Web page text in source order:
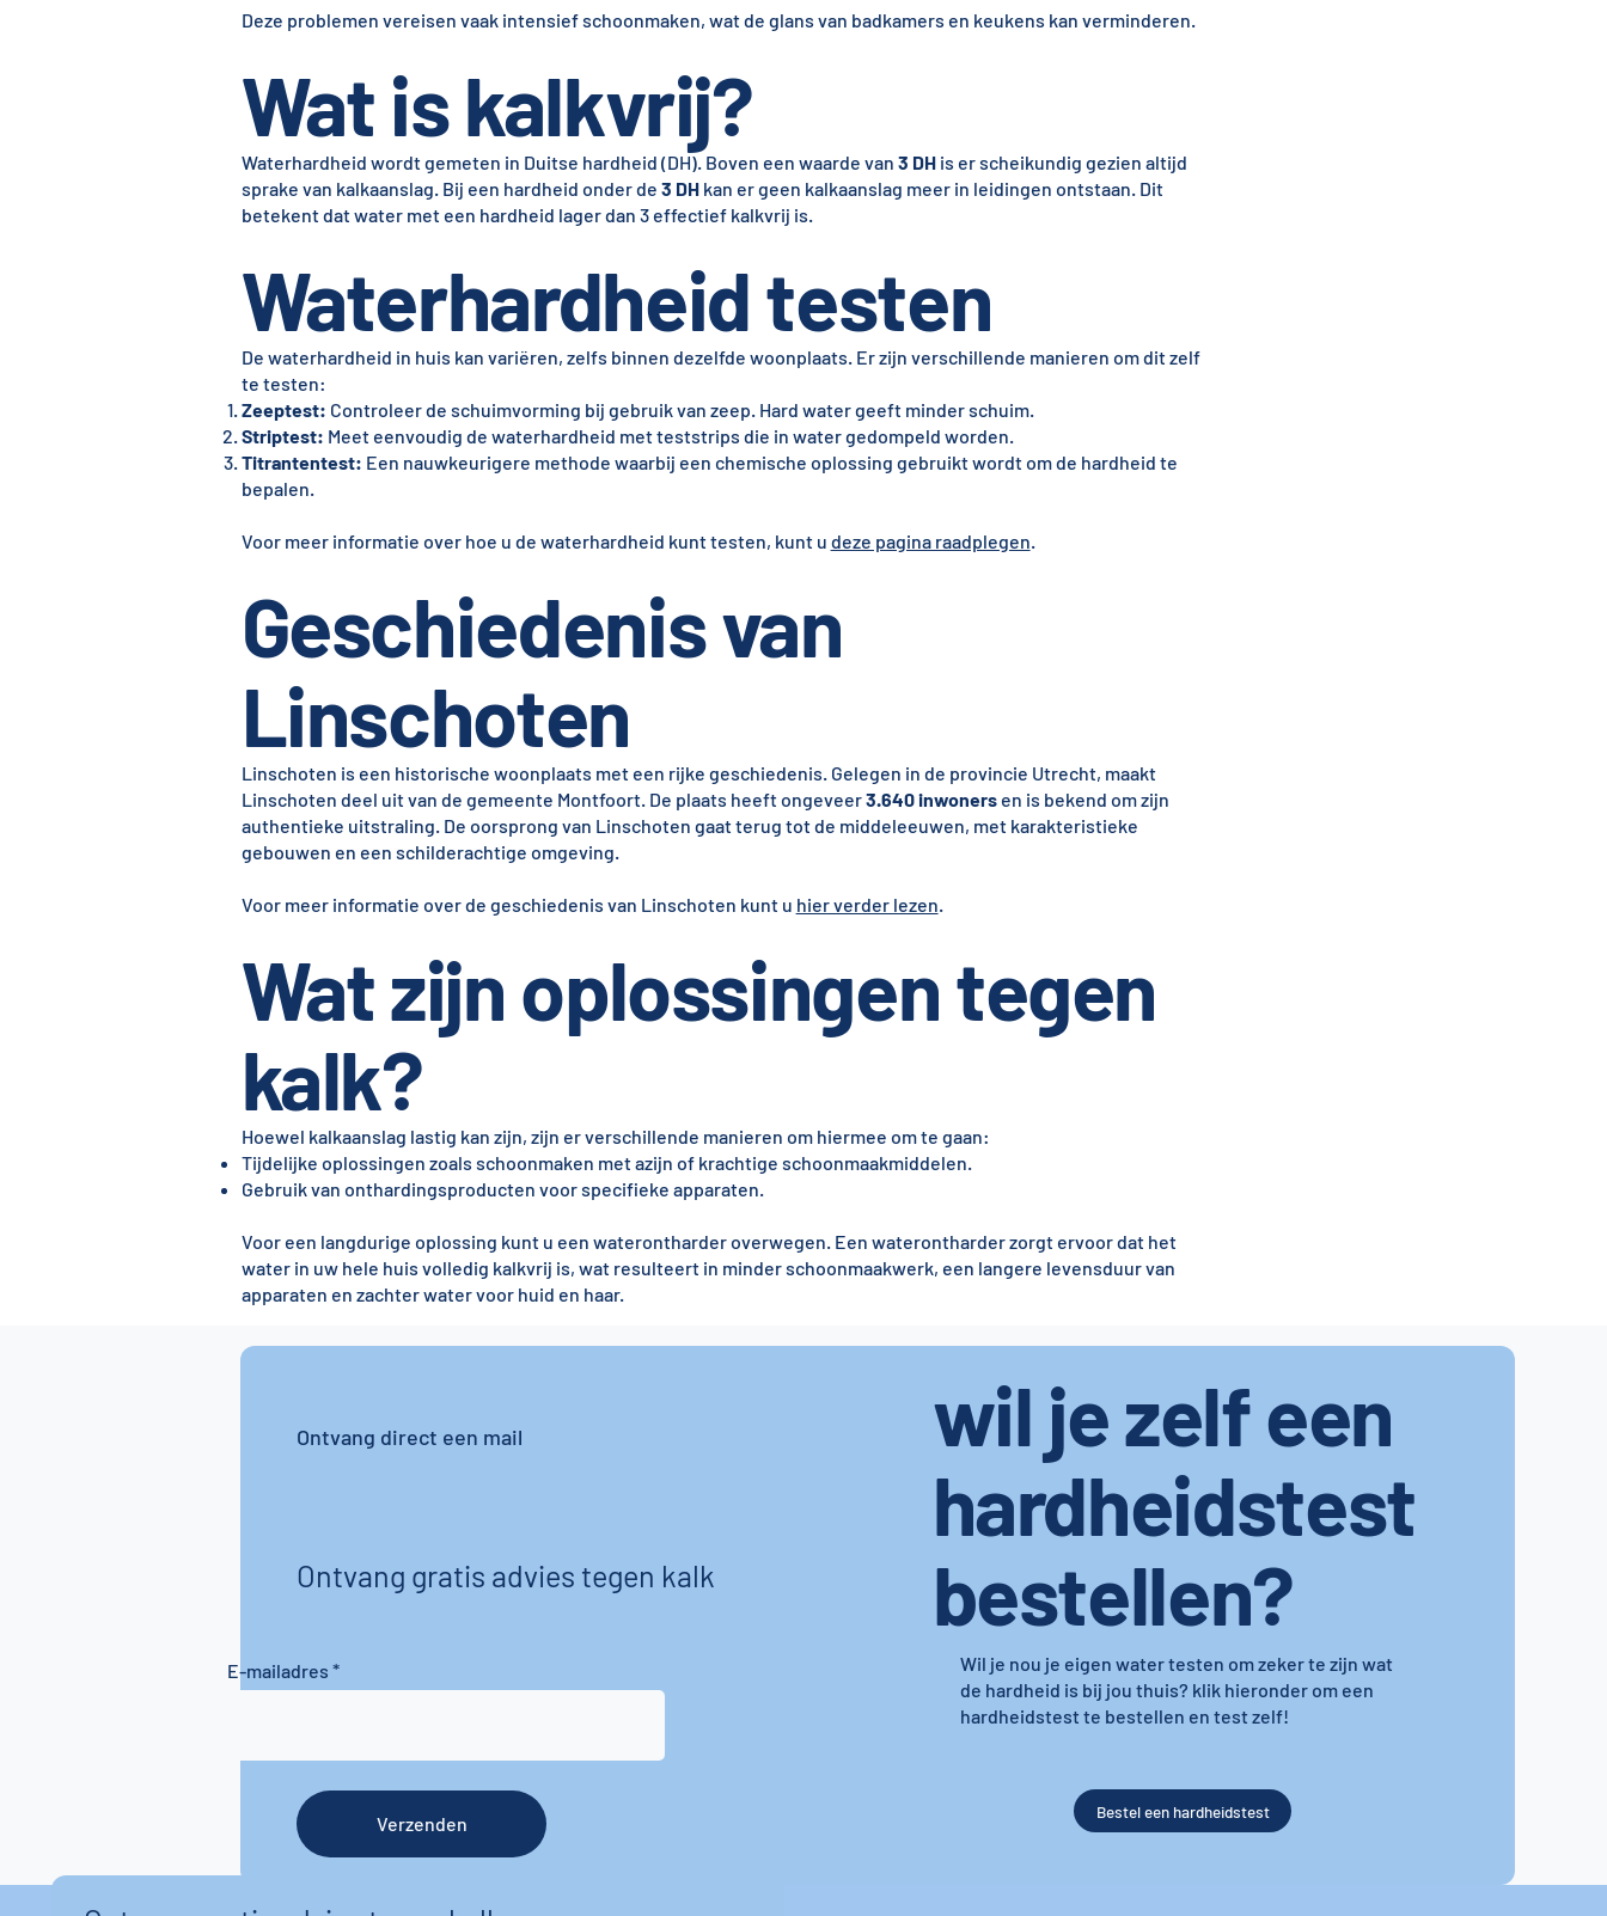
Deze problemen vereisen vaak intensief schoonmaken, wat de glans van badkamers en keukens kan verminderen.
Wat is kalkvrij?
Waterhardheid wordt gemeten in Duitse hardheid (DH). Boven een waarde van 3 DHis er scheikundig gezien altijd
sprake van kalkaanslag. Bij een hardheid onder de 3 DHkan er geen kalkaanslag meer in leidingen ontstaan. Dit
betekent dat water met een hardheid lager dan 3 effectief kalkvrij is.
Waterhardheid testen
De waterhardheid in huis kan variëren, zelfs binnen dezelfde woonplaats. Er zijn verschillende manieren om dit zelf
te testen:
Zeeptest: Controleer de schuimvorming bij gebruik van zeep. Hard water geeft minder schuim.
Striptest: Meet eenvoudig de waterhardheid met teststrips die in water gedompeld worden.
Titrantentest: Een nauwkeurigere methode waarbij een chemische oplossing gebruikt wordt om de hardheid te
bepalen.
Voor meer informatie over hoe u de waterhardheid kunt testen, kunt u deze pagina raadplegen.
Geschiedenis van
Linschoten
Linschoten is een historische woonplaats met een rijke geschiedenis. Gelegen in de provincie Utrecht, maakt
Linschoten deel uit van de gemeente Montfoort. De plaats heeft ongeveer3.640 inwonersen is bekend om zijn
authentieke uitstraling. De oorsprong van Linschoten gaat terug tot de middeleeuwen, met karakteristieke
gebouwen en een schilderachtige omgeving.
Voor meer informatie over de geschiedenis van Linschoten kunt u hier verder lezen.
Wat zijn oplossingen tegen
kalk?
Hoewel kalkaanslag lastig kan zijn, zijn er verschillende manieren om hiermee om te gaan:
Tijdelijke oplossingen zoals schoonmaken met azijn of krachtige schoonmaakmiddelen.
Gebruik van onthardingsproducten voor specifieke apparaten.
Voor een langdurige oplossing kunt u een waterontharder overwegen. Een waterontharder zorgt ervoor dat het
water in uw hele huis volledig kalkvrij is, wat resulteert in minder schoonmaakwerk, een langere levensduur van
apparaten en zachter water voor huid en haar.
Ontvang gratis advies tegen kalk
Ontvang direct een mail
wil je zelf een
hardheidstest
bestellen?
E-mailadres
Wil je nou je eigen water testen om zeker te zijn wat
de hardheid is bij jou thuis? klik hieronder om een
hardheidstest te bestellen en test zelf!
Verzenden
Bestel een hardheidstest